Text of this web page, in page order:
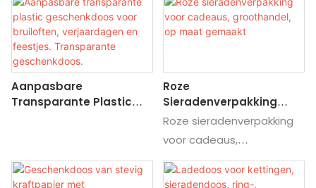
Vind details en prijzen voor
deze geschenkverpakking.
cosmetica, kleding,
schoenen en geschenken.
geschenkverpakkingen.
Aanpasbare
Transparante Plastic
Transparante
Geschenkdoos.
Roze
Sieradenverpakking
Voor Cadeaus,
Groothandel, Op Maat
Gemaakt
Roze sieradenverpakking
voor cadeaus,
groothandel op maat.
Vind details en prijzen over